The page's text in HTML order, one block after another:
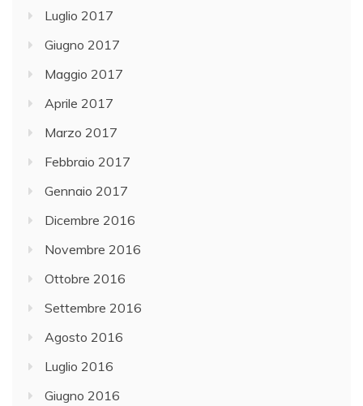
Luglio 2017
Giugno 2017
Maggio 2017
Aprile 2017
Marzo 2017
Febbraio 2017
Gennaio 2017
Dicembre 2016
Novembre 2016
Ottobre 2016
Settembre 2016
Agosto 2016
Luglio 2016
Giugno 2016